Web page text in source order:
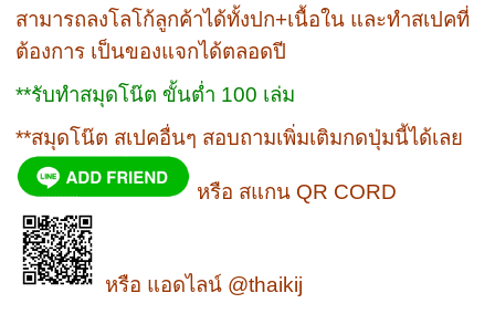
สามารถลงโลโก้ลูกค้าได้ทั้งปก+เนื้อใน และทำสเปคที่
ต้องการ เป็นของแจกได้ตลอดปี
**รับทำสมุดโน๊ต ขั้นต่ำ 100 เล่ม
**สมุดโน๊ต สเปคอื่นๆ สอบถามเพิ่มเติมกดปุ่มนี้ได้เลย
หรือ สแกน QR CORD
หรือ แอดไลน์ @thaikij